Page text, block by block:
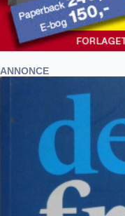
ANNONCE